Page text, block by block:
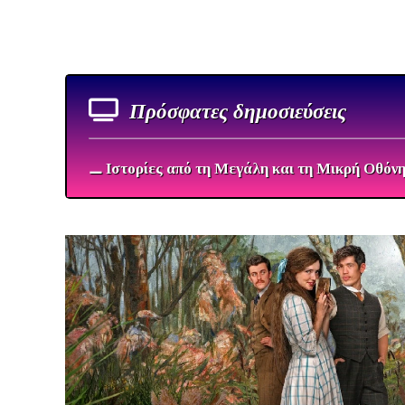
Πρόσφατες δημοσιεύσεις
⚊ Ιστορίες από τη Μεγάλη και τη Μικρή Οθόνη